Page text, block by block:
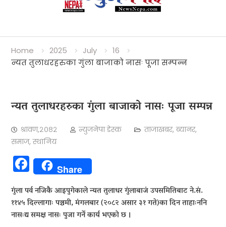
Home 2025 July
16
न्यत तुलाधरहरुका गुंला बाजाको नासः पूजा सम्पन्न
न्यत तुलाधरहरुका गुंला बाजाको नासः पूजा सम्पन्न
श्रावण,२०८२ न्युजनेपा डेस्क ताजाखबर,ब्यानर,
समाज,स्थानिय
Facebook
Share
गुंला पर्व नजिकै आइपुगेकाले न्यत तुलाधर गुंलाबाजं उपसमितिबाट ने.सं.
११४५ दिल्लागाः पञ्चमी, मंगलबार (२०८२ असार ३१ गते)का दिन ताहाःननि
नासःद्य समक्ष नासः पुजा गर्ने कार्य भएको छ ।